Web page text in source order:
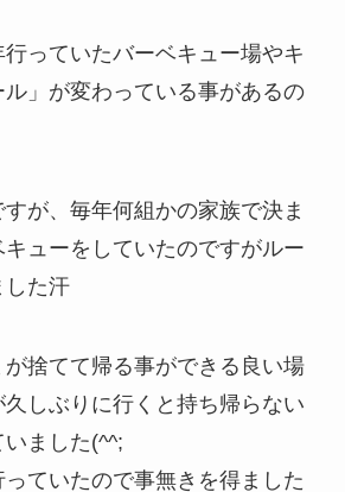
っていたバーベキュー場やキ
」が変わっている事があるの
が、毎年何組かの家族で決ま
ューをしていたのですがルー
した汗
捨てて帰る事ができる良い場
しぶりに行くと持ち帰らない
ました(^^;
ていたので事無きを得ました